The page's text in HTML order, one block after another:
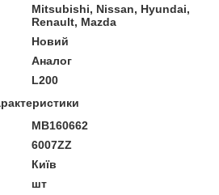
Mitsubishi, Nissan, Hyundai,
Renault, Mazda
Новий
Аналог
L200
MB160662
6007ZZ
Київ
шт